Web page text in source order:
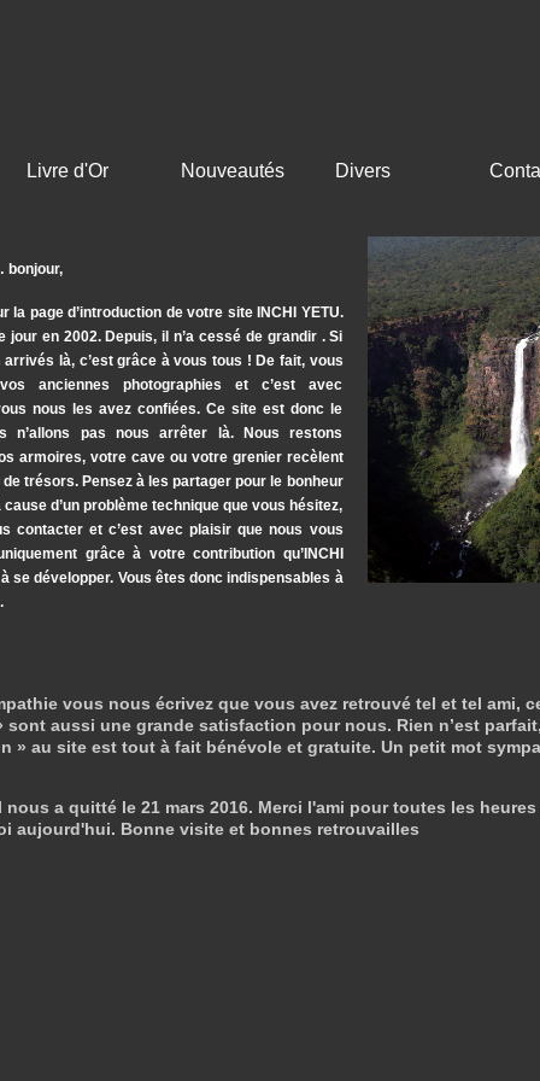
Livre d'Or Nouveautés Divers
bonjour,
la page d’introduction de votre site INCHI YETU.
jour en 2002. Depuis, il n’a cessé de grandir . Si
là, c’est grâce à vous tous ! De fait, vous
anciennes photographies et c’est avec
nous les avez confiées. Ce site est donc le
n’allons pas nous arrêter là. Nous restons
armoires, votre cave ou votre grenier recèlent
trésors. Pensez à les partager pour le bonheur
cause d’un problème technique que vous hésitez,
contacter et c’est avec plaisir que nous vous
grâce à votre contribution qu’INCHI
se développer. Vous êtes donc indispensables à
vous nous écrivez que vous avez retrouvé tel et tel ami,
aussi une grande satisfaction pour nous. Rien n’est
au site est tout à fait bénévole et gratuite. Un petit mot
a quitté le 21 mars 2016. Merci l'ami pour toutes les
aujourd'hui. Bonne visite et bonnes retrouvailles